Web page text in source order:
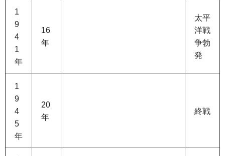
1
9
4
1
年
16
年
太平
洋戦
争勃
発
1
9
4
5
年
20
年
終戦